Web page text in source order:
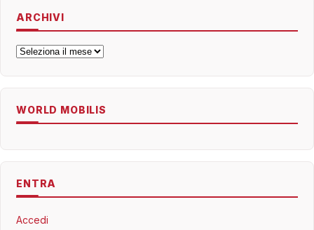
ARCHIVI
Archivi
WORLD MOBILIS
ENTRA
Accedi